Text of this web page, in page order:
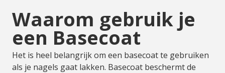
Waarom gebruik je
een Basecoat
Het is heel belangrijk om een basecoat te gebruiken
als je nagels gaat lakken. Basecoat beschermt de